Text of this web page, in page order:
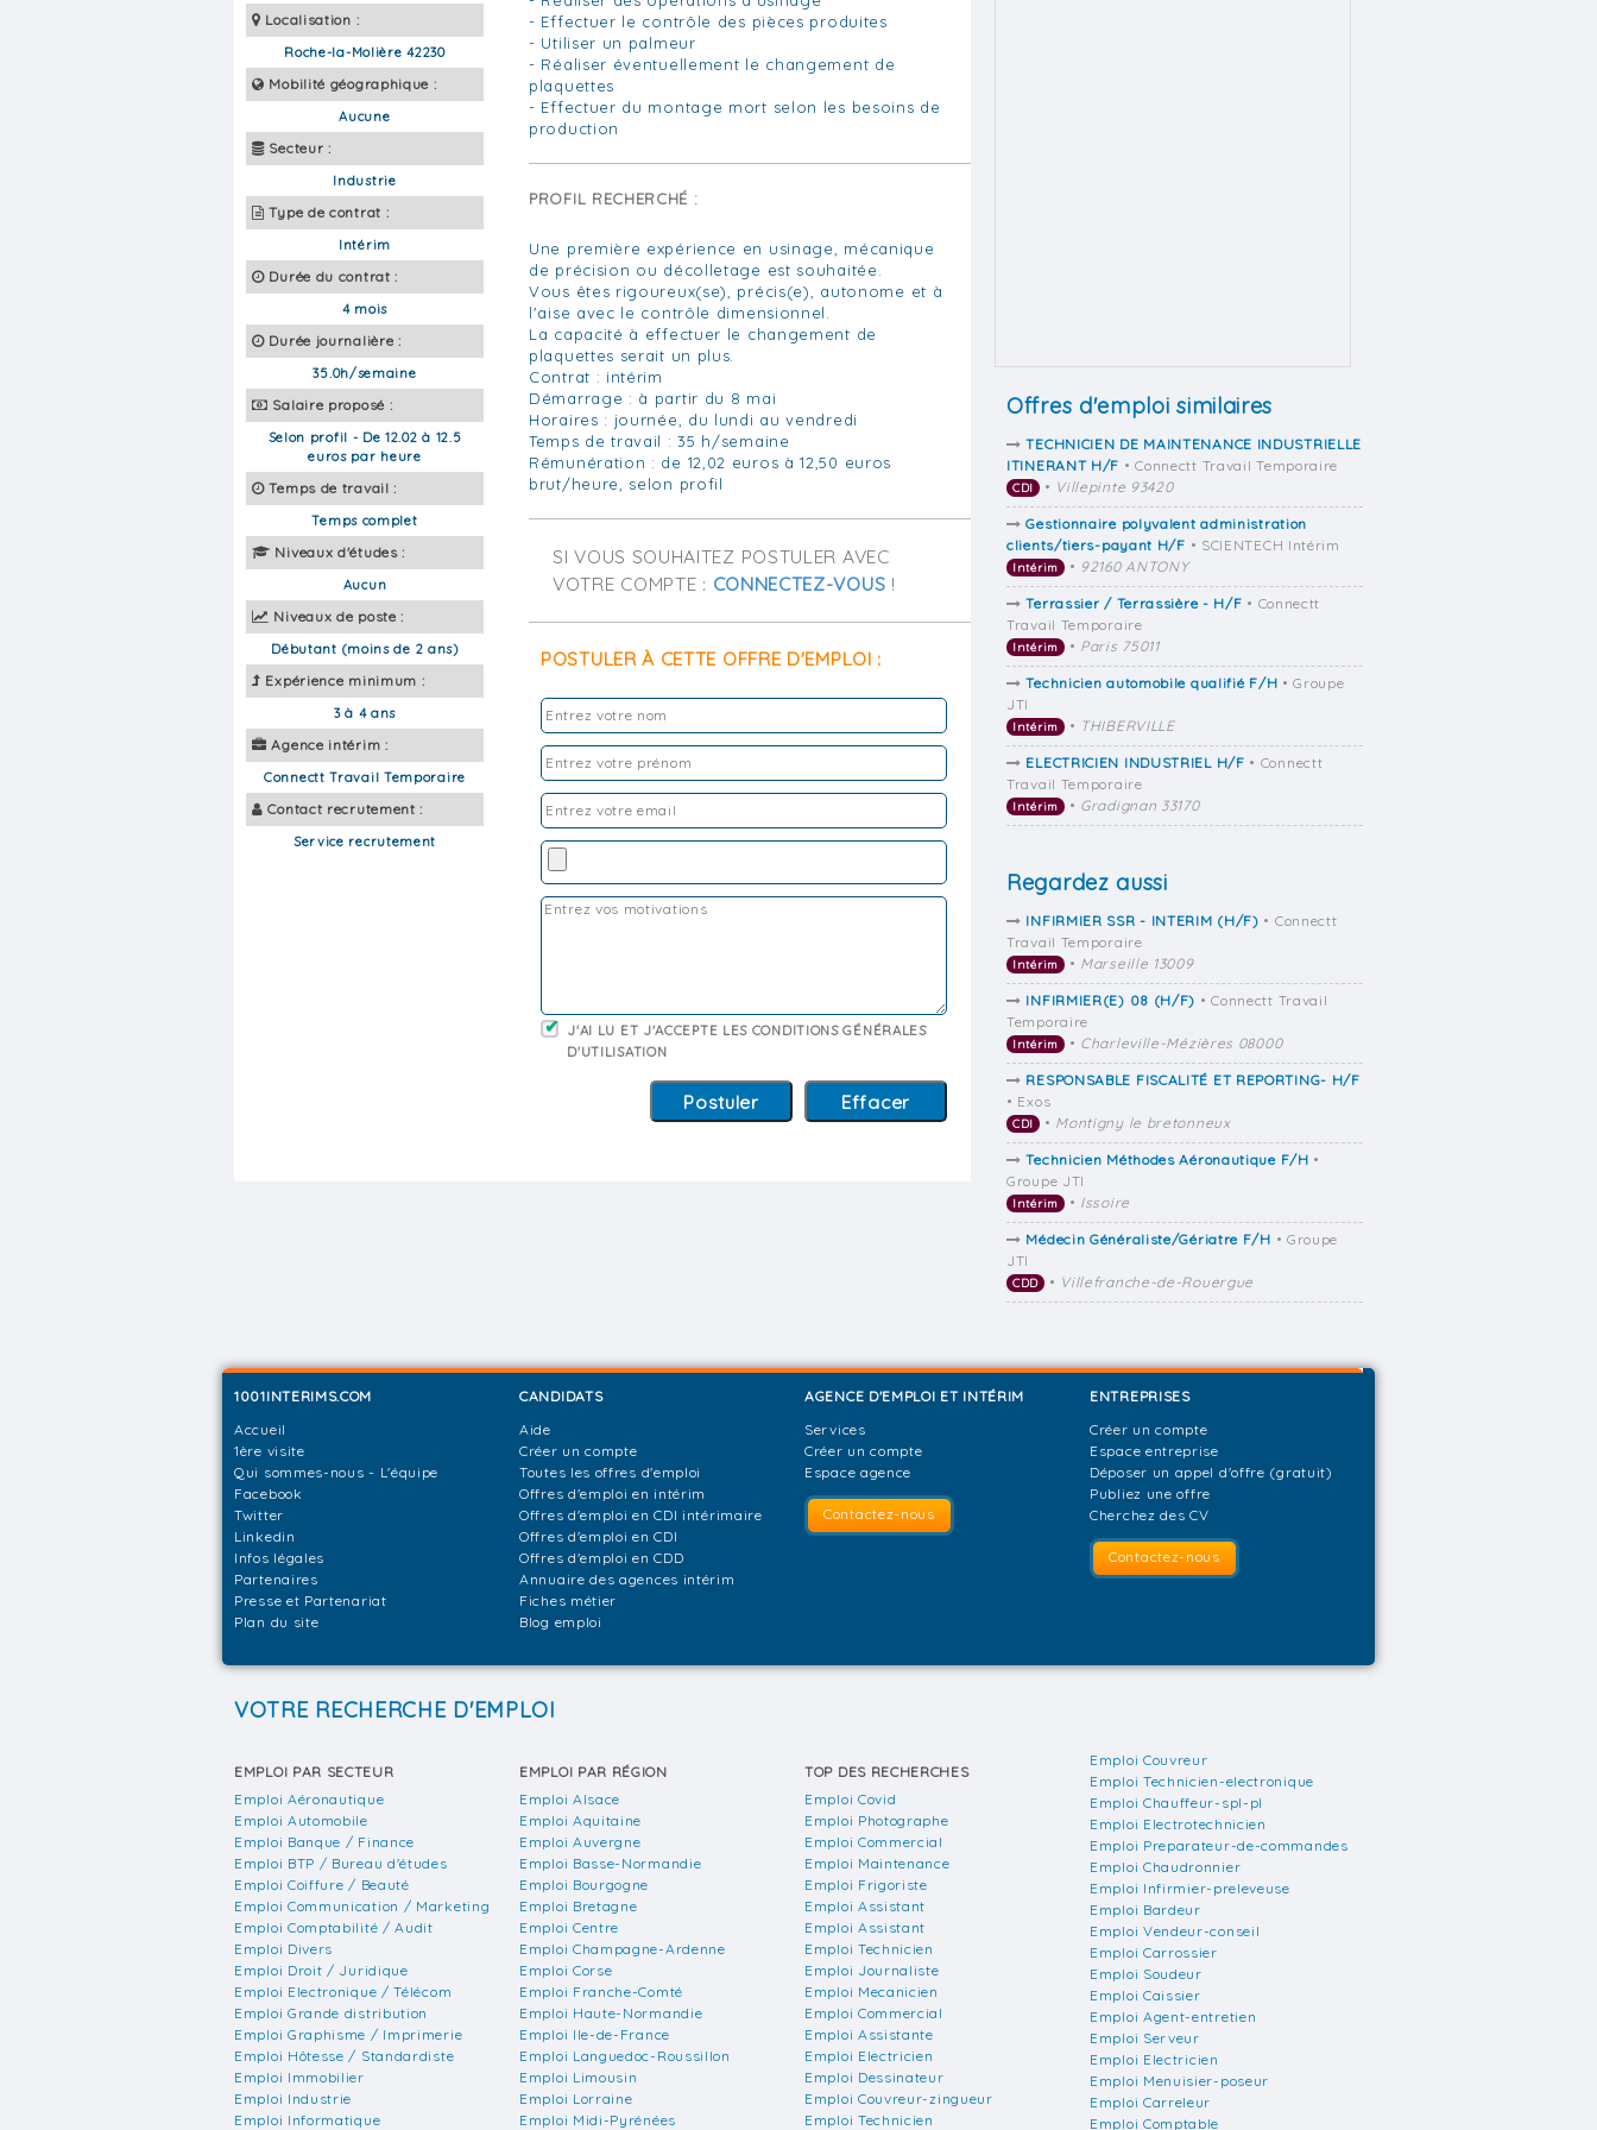
Localisation :
Roche-la-Molière 42230
Mobilité géographique :
Aucune
Secteur :
Industrie
Type de contrat :
Intérim
Durée du contrat :
4 mois
Durée journalière :
35.0h/semaine
Salaire proposé :
Selon profil - De 12.02 à 12.5
euros par heure
Temps de travail :
Temps complet
Niveaux d'études :
Aucun
Niveaux de poste :
Débutant (moins de 2 ans)
Expérience minimum :
3 à 4 ans
Agence intérim :
Connectt Travail Temporaire
Contact recrutement :
Service recrutement
- Effectuer le contrôle des pièces produites
- Utiliser un palmeur
- Réaliser éventuellement le changement de
plaquettes
- Effectuer du montage mort selon les besoins de
production
PROFIL RECHERCHÉ :
Une première expérience en usinage, mécanique
de précision ou décolletage est souhaitée.
Vous êtes rigoureux(se), précis(e), autonome et à
l'aise avec le contrôle dimensionnel.
La capacité à effectuer le changement de
plaquettes serait un plus.
Contrat : intérim
Démarrage : à partir du 8 mai
Horaires : journée, du lundi au vendredi
Temps de travail : 35 h/semaine
Rémunération : de 12,02 euros à 12,50 euros
brut/heure, selon profil
SI VOUS SOUHAITEZ POSTULER AVEC
VOTRE COMPTE : CONNECTEZ-VOUS !
POSTULER À CETTE OFFRE D'EMPLOI :
J'AI LU ET J'ACCEPTE LES CONDITIONS GÉNÉRALES
D'UTILISATION
Offres d'emploi similaires
TECHNICIEN DE MAINTENANCE INDUSTRIELLE
ITINERANT H/F • Connectt Travail Temporaire
CDI • Villepinte 93420
Gestionnaire polyvalent administration
clients/tiers-payant H/F • SCIENTECH Intérim
Intérim • 92160 ANTONY
Terrassier / Terrassière - H/F • Connectt
Travail Temporaire
Intérim • Paris 75011
Technicien automobile qualifié F/H • Groupe
JTI
Intérim • THIBERVILLE
ELECTRICIEN INDUSTRIEL H/F • Connectt
Travail Temporaire
Intérim • Gradignan 33170
Regardez aussi
INFIRMIER SSR - INTERIM (H/F) • Connectt
Travail Temporaire
Intérim • Marseille 13009
INFIRMIER(E) 08 (H/F) • Connectt Travail
Temporaire
Intérim • Charleville-Mézières 08000
RESPONSABLE FISCALITÉ ET REPORTING- H/F
• Exos
CDI • Montigny le bretonneux
Technicien Méthodes Aéronautique F/H •
Groupe JTI
Intérim • Issoire
Médecin Généraliste/Gériatre F/H • Groupe
JTI
CDD • Villefranche-de-Rouergue
1001INTERIMS.COM
Accueil
1ère visite
Qui sommes-nous - L'équipe
Facebook
Twitter
Linkedin
Infos légales
Partenaires
Presse et Partenariat
Plan du site
CANDIDATS
Aide
Créer un compte
Toutes les offres d'emploi
Offres d'emploi en intérim
Offres d'emploi en CDI intérimaire
Offres d'emploi en CDI
Offres d'emploi en CDD
Annuaire des agences intérim
Fiches métier
Blog emploi
AGENCE D'EMPLOI ET INTÉRIM
Services
Créer un compte
Espace agence
Contactez-nous
ENTREPRISES
Créer un compte
Espace entreprise
Déposer un appel d'offre (gratuit)
Publiez une offre
Cherchez des CV
Contactez-nous
VOTRE RECHERCHE D'EMPLOI
EMPLOI PAR SECTEUR
Emploi Aéronautique
Emploi Automobile
Emploi Banque / Finance
Emploi BTP / Bureau d'études
Emploi Coiffure / Beauté
Emploi Communication / Marketing
Emploi Comptabilité / Audit
Emploi Divers
Emploi Droit / Juridique
Emploi Electronique / Télécom
Emploi Grande distribution
Emploi Graphisme / Imprimerie
Emploi Hôtesse / Standardiste
Emploi Immobilier
Emploi Industrie
Emploi Informatique
EMPLOI PAR RÉGION
Emploi Alsace
Emploi Aquitaine
Emploi Auvergne
Emploi Basse-Normandie
Emploi Bourgogne
Emploi Bretagne
Emploi Centre
Emploi Champagne-Ardenne
Emploi Corse
Emploi Franche-Comté
Emploi Haute-Normandie
Emploi Ile-de-France
Emploi Languedoc-Roussillon
Emploi Limousin
Emploi Lorraine
Emploi Midi-Pyrénées
TOP DES RECHERCHES
Emploi Covid
Emploi Photographe
Emploi Commercial
Emploi Maintenance
Emploi Frigoriste
Emploi Assistant
Emploi Assistant
Emploi Technicien
Emploi Journaliste
Emploi Mecanicien
Emploi Commercial
Emploi Assistante
Emploi Electricien
Emploi Dessinateur
Emploi Couvreur-zingueur
Emploi Technicien
Emploi Couvreur
Emploi Technicien-electronique
Emploi Chauffeur-spl-pl
Emploi Electrotechnicien
Emploi Preparateur-de-commandes
Emploi Chaudronnier
Emploi Infirmier-preleveuse
Emploi Bardeur
Emploi Vendeur-conseil
Emploi Carrossier
Emploi Soudeur
Emploi Caissier
Emploi Agent-entretien
Emploi Serveur
Emploi Electricien
Emploi Menuisier-poseur
Emploi Carreleur
Emploi Comptable